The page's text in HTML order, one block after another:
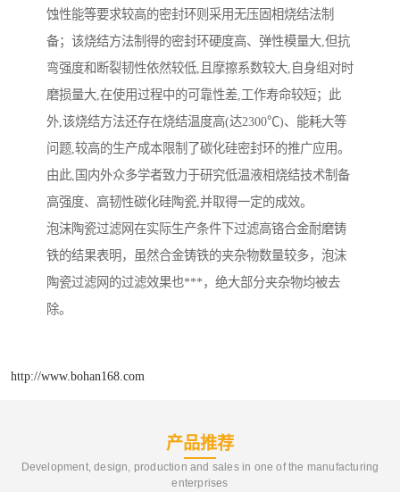
蚀性能等要求较高的密封环则采用无压固相烧结法制
备；该烧结方法制得的密封环硬度高、弹性模量大,但抗
弯强度和断裂韧性依然较低,且摩擦系数较大,自身组对时
磨损量大,在使用过程中的可靠性差,工作寿命较短；此
外,该烧结方法还存在烧结温度高(达2300℃)、能耗大等
问题,较高的生产成本限制了碳化硅密封环的推广应用。
由此,国内外众多学者致力于研究低温液相烧结技术制备
高强度、高韧性碳化硅陶瓷,并取得一定的成效。
泡沫陶瓷过滤网在实际生产条件下过滤高铬合金耐磨铸
铁的结果表明，虽然合金铸铁的夹杂物数量较多，泡沫
陶瓷过滤网的过滤效果也***，绝大部分夹杂物均被去
除。
http://www.bohan168.com
产品推荐
Development, design, production and sales in one of the manufacturing
enterprises